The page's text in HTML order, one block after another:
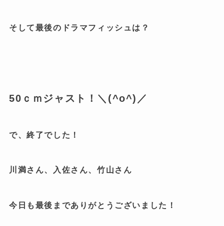
そして最後のドラマフィッシュは？
50ｃｍジャスト！＼(^o^)／
で、終了でした！
川満さん、入佐さん、竹山さん
今日も最後までありがとうございました！